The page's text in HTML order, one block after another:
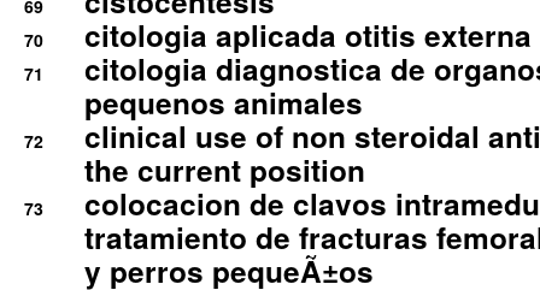
69
70 citologia aplicada otitis externa
71
citologia diagnostica de
pequenos animales
72
clinical use of non steroidal
the current position
73
colocacion de clavos
tratamiento de fracturas
y perros pequeÃ±os